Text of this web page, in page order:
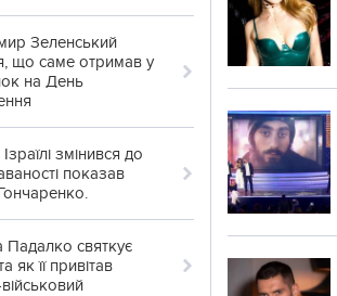
Зеленський
що саме отримав у
на День
змінився до
показав
Падалко святкує
як її привітав